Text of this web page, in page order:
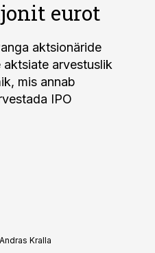
eurot
aktsionäride
arvestuslik
mis annab
IPO
Andras Kralla